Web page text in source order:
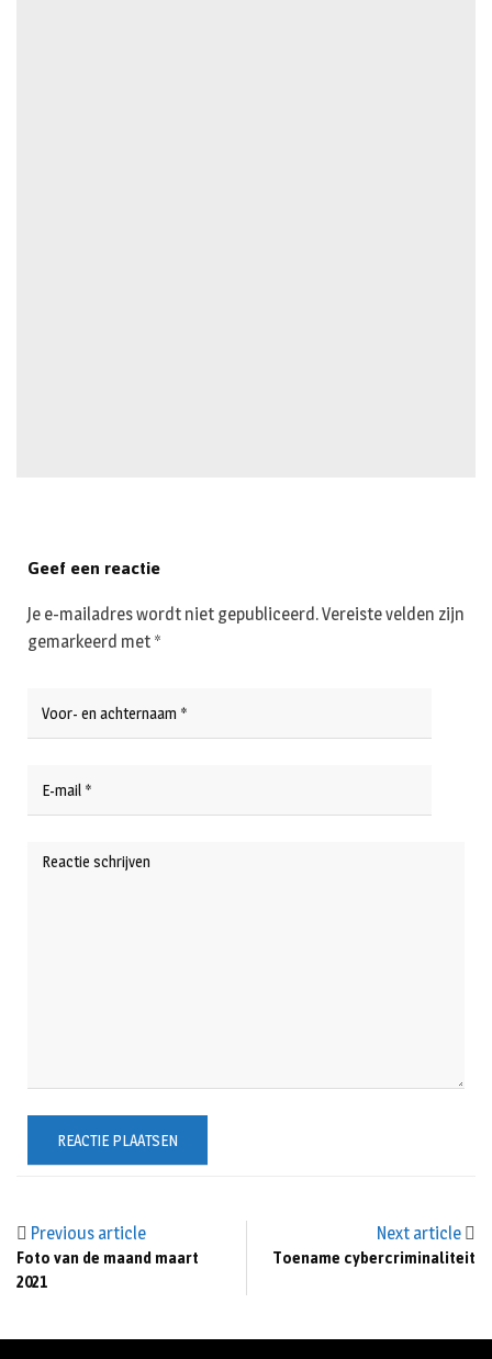
Previous article
Foto van de maand maart
2021
Next article
Toename cybercriminaliteit
Geef een reactie
Je e-mailadres wordt niet gepubliceerd.Vereiste velden zijn
gemarkeerd met *